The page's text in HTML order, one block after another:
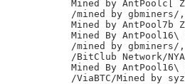
Mined by AntPoolc[
/mined by gbminers/,
Mined by AntPool7b
Mined By AntPool16\
/mined by gbminers/,
/BitClub Network/
Mined By AntPool16\
/ViaBTC/Mined by